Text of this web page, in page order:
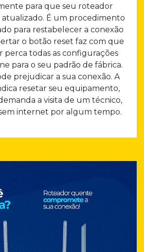
para que seu roteador
atualizado. É um procedimento
para restabelecer a conexão
o botão reset faz com que
perca todas as configurações
para o seu padrão de fábrica.
prejudicar a sua conexão. A
resetar seu equipamento,
a visita de um técnico,
internet por algum tempo.